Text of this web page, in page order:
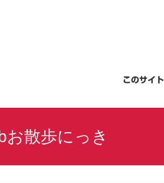
このサイト
お散歩にっき